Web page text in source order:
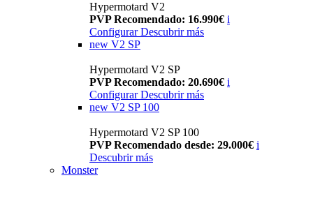
Hypermotard V2
PVP Recomendado: 16.990€ i
Configurar Descubrir más
new V2 SP
Hypermotard V2 SP
PVP Recomendado: 20.690€ i
Configurar Descubrir más
new V2 SP 100
Hypermotard V2 SP 100
PVP Recomendado desde: 29.000€ i
Descubrir más
Monster